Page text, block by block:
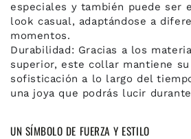
especiales y también puede ser
look casual, adaptándose a
momentos.
Durabilidad: Gracias a los
superior, este collar mantiene
sofisticación a lo largo del
una joya que podrás lucir
UN SÍMBOLO DE FUERZA Y ESTILO